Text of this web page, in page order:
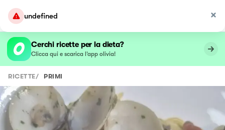
undefined
Cerchi ricette per la dieta?
Clicca qui e scarica l’app olivia!
RICETTE/ PRIMI